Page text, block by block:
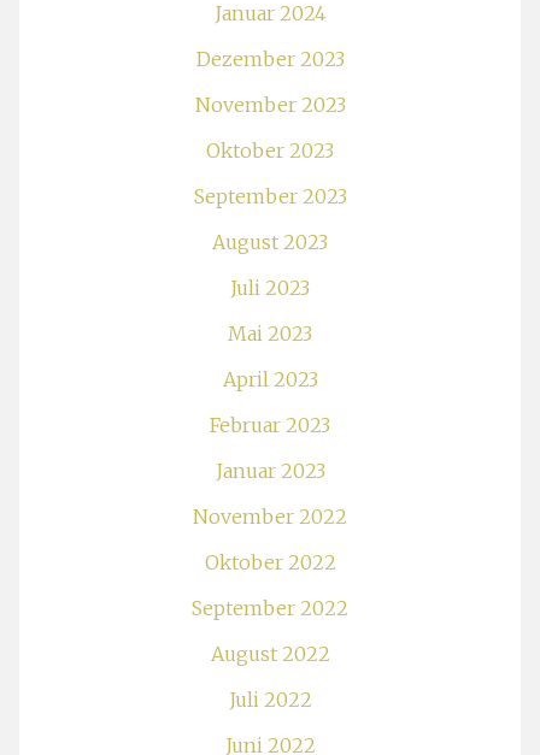
Januar 2024
Dezember 2023
November 2023
Oktober 2023
September 2023
August 2023
Juli 2023
Mai 2023
April 2023
Februar 2023
Januar 2023
November 2022
Oktober 2022
September 2022
August 2022
Juli 2022
Juni 2022